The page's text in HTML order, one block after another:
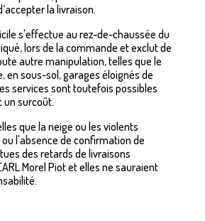
la livraison.
s'effectue au rez-de-chaussée du
lors de la commande et exclut de
autre manipulation, telles que le
en sous-sol, garages éloignés de
services sont toutefois possibles
un surcoût.
que la neige ou les violents
l'absence de confirmation de
des retards de livraisons
Morel Piot et elles ne sauraient